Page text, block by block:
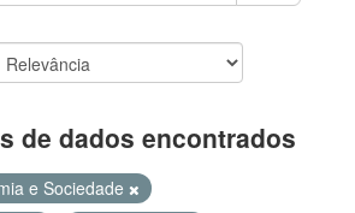
de dados encontrados
e Sociedade